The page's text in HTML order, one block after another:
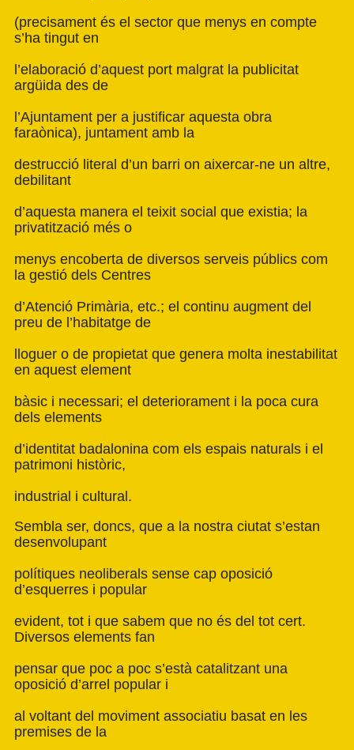
(precisament és el sector que menys en compte
s’ha tingut en
l’elaboració d’aquest port malgrat la publicitat
argüida des de
l’Ajuntament per a justificar aquesta obra
faraònica), juntament amb la
destrucció literal d’un barri on aixercar-ne un altre,
debilitant
d’aquesta manera el teixit social que existia; la
privatització més o
menys encoberta de diversos serveis públics com
la gestió dels Centres
d’Atenció Primària, etc.; el continu augment del
preu de l’habitatge de
lloguer o de propietat que genera molta inestabilitat
en aquest element
bàsic i necessari; el deteriorament i la poca cura
dels elements
d’identitat badalonina com els espais naturals i el
patrimoni històric,
industrial i cultural.
Sembla ser, doncs, que a la nostra ciutat s’estan
desenvolupant
polítiques neoliberals sense cap oposició
d’esquerres i popular
evident, tot i que sabem que no és del tot cert.
Diversos elements fan
pensar que poc a poc s’està catalitzant una
oposició d’arrel popular i
al voltant del moviment associatiu basat en les
premises de la